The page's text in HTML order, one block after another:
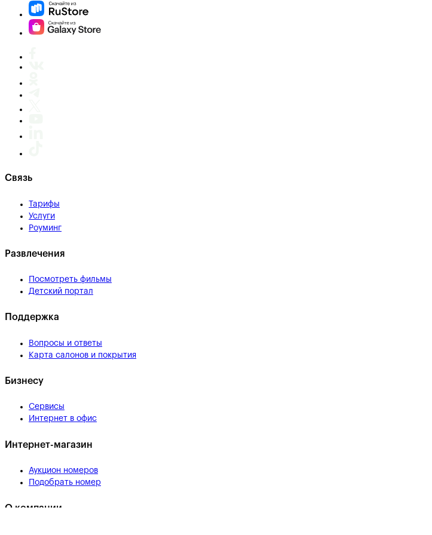
Связь
Тарифы
Услуги
Роуминг
Развлечения
Посмотреть фильмы
Детский портал
Поддержка
Вопросы и ответы
Карта салонов и покрытия
Бизнесу
Сервисы
Интернет в офис
Интернет-магазин
Аукцион номеров
Подобрать номер
О компании